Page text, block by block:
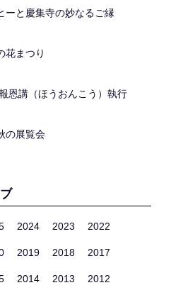
ーと慶集寺の妙なるご縁
花まつり
恩講（ほうおんこう）執行
の展覧会
2024 2023 2022
2019 2018 2017
2014 2013 2012